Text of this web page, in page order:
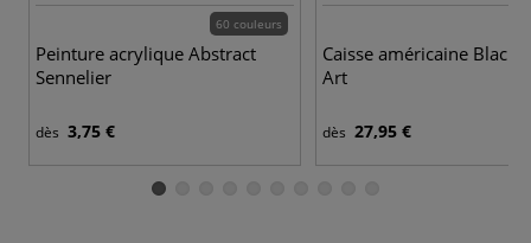
60 couleurs
Peinture acrylique Abstract
Sennelier
dès 3,75 €
Caisse américaine Black
Art
dès 27,95 €